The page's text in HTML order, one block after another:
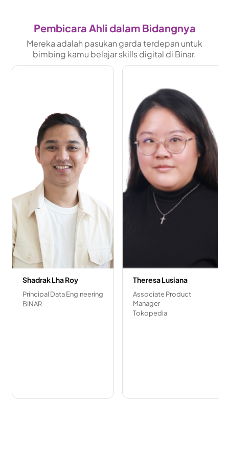
Pembicara Ahli dalam Bidangnya
Mereka adalah pasukan garda terdepan untuk
bimbing kamu belajar skills digital di Binar.
Shadrak Lha Roy
Principal Data Engineering
BINAR
Theresa Lusiana
Associate Product
Manager
Tokopedia